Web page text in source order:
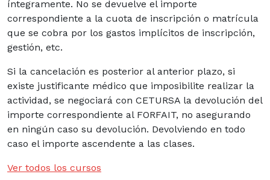
íntegramente. No se devuelve el importe
correspondiente a la cuota de inscripción o matrícula
que se cobra por los gastos implícitos de inscripción,
gestión, etc.
Si la cancelación es posterior al anterior plazo, si
existe justificante médico que imposibilite realizar la
actividad, se negociará con CETURSA la devolución del
importe correspondiente al FORFAIT, no asegurando
en ningún caso su devolución. Devolviendo en todo
caso el importe ascendente a las clases.
Ver todos los cursos